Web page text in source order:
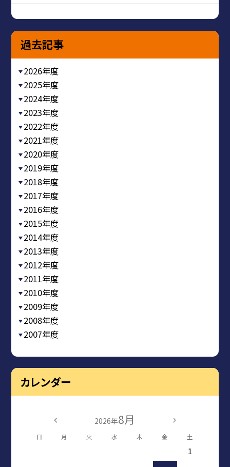
過去記事
2026年度
2025年度
2024年度
2023年度
2022年度
2021年度
2020年度
2019年度
2018年度
2017年度
2016年度
2015年度
2014年度
2013年度
2012年度
2011年度
2010年度
2009年度
2008年度
2007年度
カレンダー
2026年8月
日 月 火 水 木 金 土
1